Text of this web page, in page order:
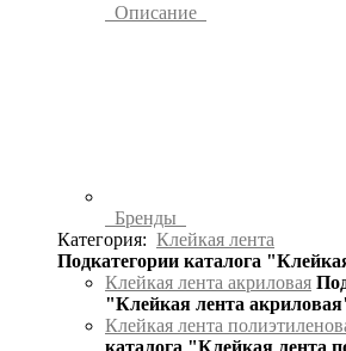
Описание
Бренды
Категория: Клейкая лента
Подкатегории каталога
Клейкая лента акриловая
"Клейкая лента
Клейкая лента
каталога "Клейкая лента